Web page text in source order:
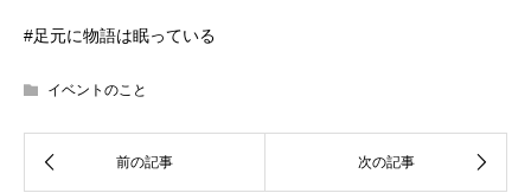
#足元に物語は眠っている
イベントのこと